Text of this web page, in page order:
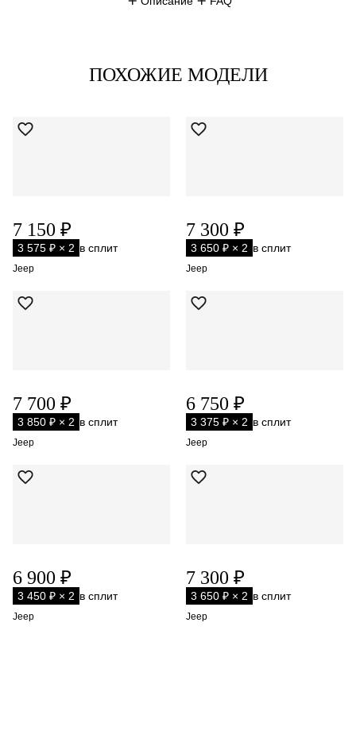
ПОХОЖИЕ МОДЕЛИ
7 150 ₽
3 575 ₽ × 2 в сплит
Jeep
7 300 ₽
3 650 ₽ × 2 в сплит
Jeep
7 700 ₽
3 850 ₽ × 2 в сплит
Jeep
6 750 ₽
3 375 ₽ × 2 в сплит
Jeep
6 900 ₽
3 450 ₽ × 2 в сплит
Jeep
7 300 ₽
3 650 ₽ × 2 в сплит
Jeep